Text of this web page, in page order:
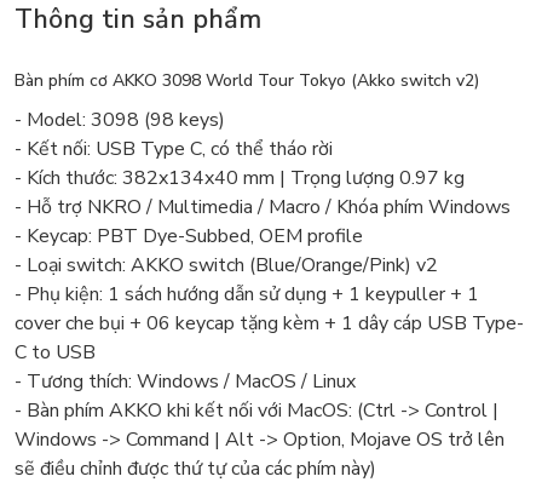
Thông tin sản phẩm
Bàn phím cơ AKKO 3098 World Tour Tokyo (Akko switch v2)
- Model: 3098 (98 keys)
- Kết nối: USB Type C, có thể tháo rời
- Kích thước: 382x134x40 mm | Trọng lượng 0.97 kg
- Hỗ trợ NKRO / Multimedia / Macro / Khóa phím Windows
- Keycap: PBT Dye-Subbed, OEM profile
- Loại switch: AKKO switch (Blue/Orange/Pink) v2
- Phụ kiện: 1 sách hướng dẫn sử dụng + 1 keypuller + 1
cover che bụi + 06 keycap tặng kèm + 1 dây cáp USB Type-
C to USB
- Tương thích: Windows / MacOS / Linux
- Bàn phím AKKO khi kết nối với MacOS: (Ctrl -> Control |
Windows -> Command | Alt -> Option, Mojave OS trở lên
sẽ điều chỉnh được thứ tự của các phím này)